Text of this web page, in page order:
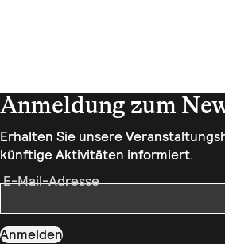
Anmeldung zum
Erhalten Sie unsere
künftige Aktivitäten informiert.
E-Mail-Adresse
Anmelden